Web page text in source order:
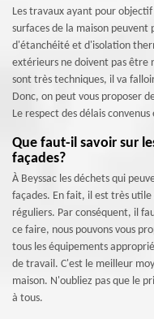
Les travaux ayant pour
surfaces de la maison
d'étanchéité et d'isolation
extérieurs ne doivent pas être
sont très techniques, il va
Donc, on peut vous proposer
Le respect des délais
Que faut-il savoir sur
façades?
À Beyssac les déchets qui
façades. En fait, il est très
réguliers. Par conséquent, il
ce faire, nous pouvons vous
tous les équipements
de travail. C'est le meilleur
maison. N'oubliez pas que le
à tous.